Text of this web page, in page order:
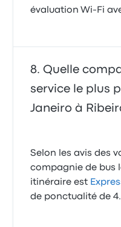
évaluation Wi-Fi
Quelle
service le plus
Janeiro à
Selon les avis des
compagnie de bus
itinéraire est
de ponctualité de